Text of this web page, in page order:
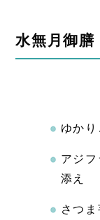
水無月御膳
ゆかり
アジ
添え
さつ